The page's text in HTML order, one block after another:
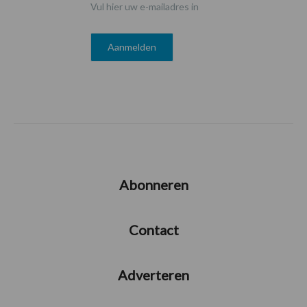
Vul hier uw e-mailadres in
Abonneren
Contact
Adverteren